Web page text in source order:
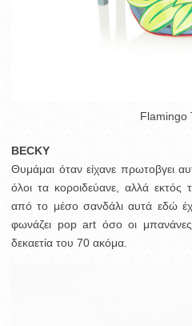
Flamingo
ΒΕCKY
Θυμάμαι όταν είχανε πρωτοβγει
όλοι τα κοροιδεύανε, αλλά εκτός
από το μέσο σανδάλι αυτά εδώ
φωνάζει pop art όσο οι
δεκαετία του 70 ακόμα.